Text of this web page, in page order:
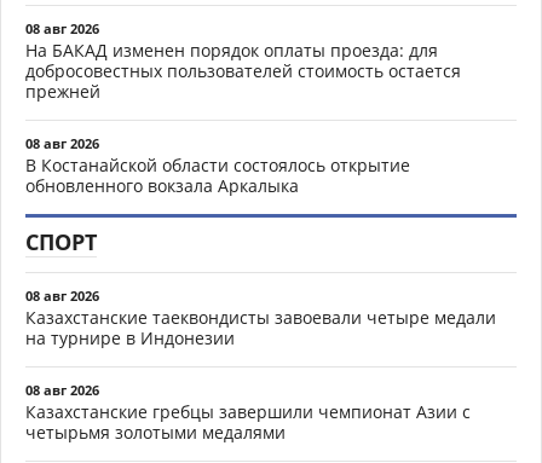
08 авг 2026
На БАКАД изменен порядок оплаты проезда: для
добросовестных пользователей стоимость остается
прежней
08 авг 2026
В Костанайской области состоялось открытие
обновленного вокзала Аркалыка
СПОРТ
08 авг 2026
Казахстанские таеквондисты завоевали четыре медали
на турнире в Индонезии
08 авг 2026
Казахстанские гребцы завершили чемпионат Азии с
четырьмя золотыми медалями